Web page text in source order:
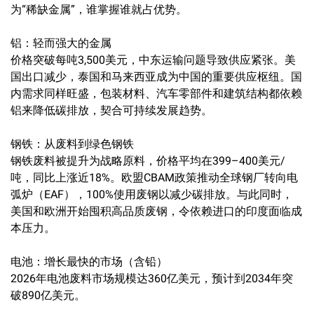
为“稀缺金属”，谁掌握谁就占优势。
铝：轻而强大的金属
价格突破每吨3,500美元，中东运输问题导致供应紧张。美
国出口减少，泰国和马来西亚成为中国的重要供应枢纽。国
内需求同样旺盛，包装材料、汽车零部件和建筑结构都依赖
铝来降低碳排放，契合可持续发展趋势。
钢铁：从废料到绿色钢铁
钢铁废料被提升为战略原料，价格平均在399–400美元/
吨，同比上涨近18%。欧盟CBAM政策推动全球钢厂转向电
弧炉（EAF），100%使用废钢以减少碳排放。与此同时，
美国和欧洲开始囤积高品质废钢，令依赖进口的印度面临成
本压力。
电池：增长最快的市场（含铅）
2026年电池废料市场规模达360亿美元，预计到2034年突
破890亿美元。